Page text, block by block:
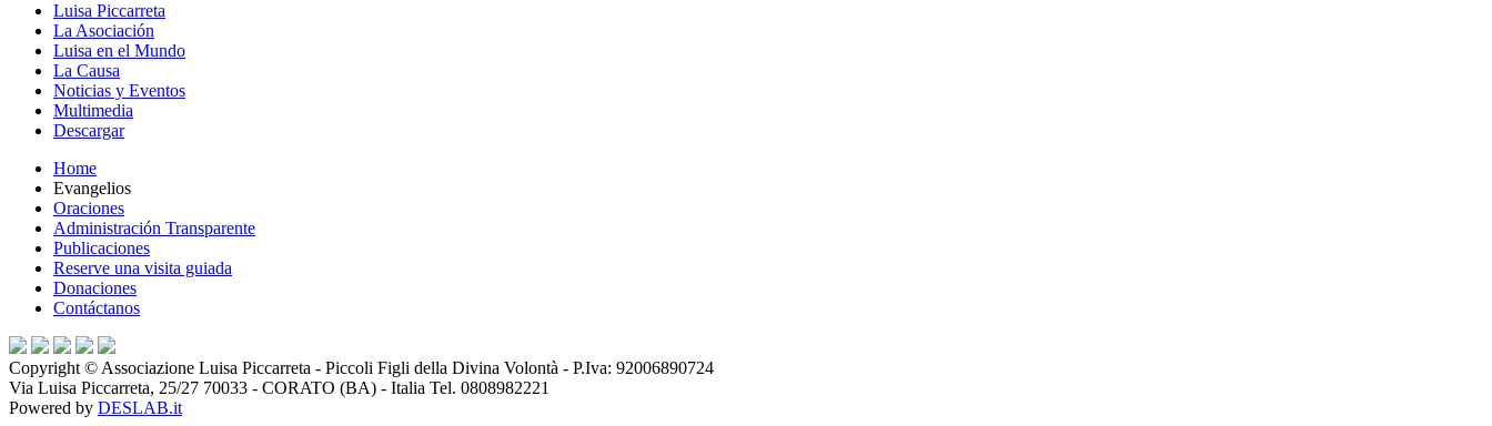
Luisa Piccarreta
La Asociación
Luisa en el Mundo
La Causa
Noticias y Eventos
Multimedia
Descargar
Home
Evangelios
Oraciones
Administración Transparente
Publicaciones
Reserve una visita guiada
Donaciones
Contáctanos
Copyright © Associazione Luisa Piccarreta - Piccoli Figli della Divina Volontà - P.Iva: 92006890724
Via Luisa Piccarreta, 25/27 70033 - CORATO (BA) - Italia Tel. 0808982221
Powered by DESLAB.it